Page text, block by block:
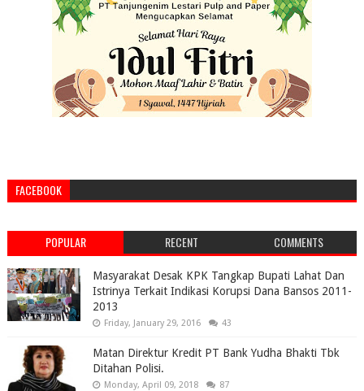
FACEBOOK
POPULAR RECENT COMMENTS
Masyarakat Desak KPK Tangkap Bupati Lahat Dan
Istrinya Terkait Indikasi Korupsi Dana Bansos 2011-
2013
Friday, January 29, 2016 43
Matan Direktur Kredit PT Bank Yudha Bhakti Tbk
Ditahan Polisi.
Monday, April 09, 2018 87